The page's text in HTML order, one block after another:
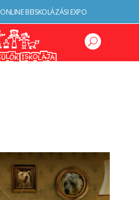
ONLINE BEISKOLÁZÁSI EXPO